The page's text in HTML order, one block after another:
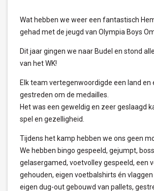
Wat hebben we weer een fantastisch
gehad met de jeugd van Olympia Boys
Dit jaar gingen we naar Budel en stond
van het WK!
Elk team vertegenwoordigde een land
gestreden om de medailles.
Het was een geweldig en zeer geslaagd
spel en gezelligheid.
Tijdens het kamp hebben we ons geen
We hebben bingo gespeeld, gejumpt,
gelasergamed, voetvolley gespeeld, een
gehouden, eigen voetbalshirts én
eigen dug-out gebouwd van pallets,